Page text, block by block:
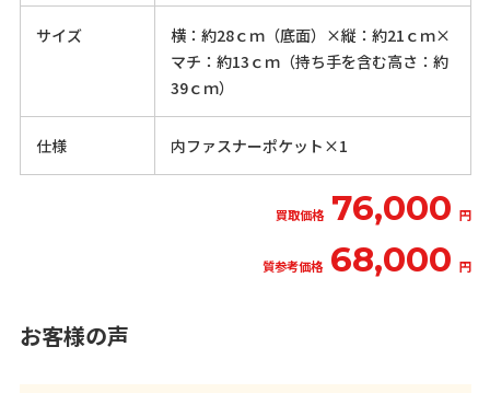
サイズ
横：約28ｃｍ（底面）×縦：約21ｃｍ×
マチ：約13ｃｍ（持ち手を含む高さ：約
39ｃｍ）
仕様 内ファスナーポケット×1
買取価格 76,000 円
質参考価格 68,000 円
お客様の声